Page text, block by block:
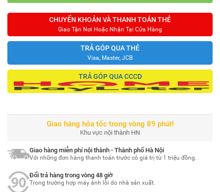
CHUYỂN KHOẢN VÀ THANH TOÁN THẺ
Giao Tận Nơi Hoặc Nhận Tại Cửa Hàng
TRẢ GÓP QUA THẺ
Visa, Master, JCB
TRẢ GÓP QUA CCCD
Giao hàng hỏa tốc trong vòng 89 phút!
Khu vực nội thành HN
Giao hàng miễn phí nội thành - Thành phố Hà Nội
Với những đơn hàng thanh toán trước có giá trị từ 1 triệu đồng.
Đổi trả hàng trong vòng 48 giờ
Trong trường hợp máy ảnh lỗi do nhà sản xuất.